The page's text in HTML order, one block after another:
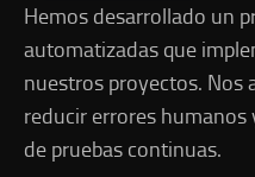
Hemos desarrollado un
automatizadas que
nuestros proyectos. Nos
reducir errores
de pruebas continuas.